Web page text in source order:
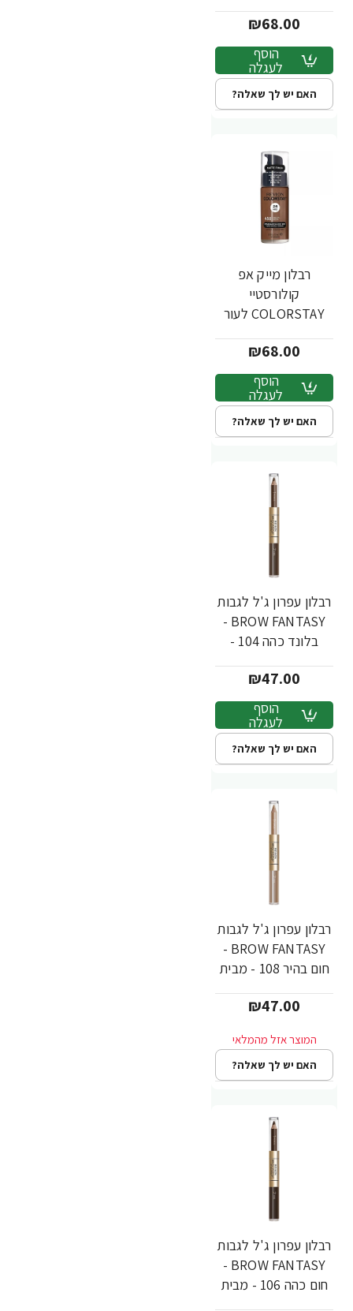
מבית REVLON
₪68.00
הוסף
לעגלה
האם יש לך שאלה?
רבלון מייק אפ
קולורסטיי
COLORSTAY לעור
מבית REVLON
₪68.00
הוסף
לעגלה
האם יש לך שאלה?
רבלון עפרון ג'ל לגבות
BROW FANTASY -
בלונד כהה 104 -
₪47.00
הוסף
לעגלה
האם יש לך שאלה?
רבלון עפרון ג'ל לגבות
BROW FANTASY -
חום בהיר 108 - מבית
₪47.00
האם יש לך שאלה?
רבלון עפרון ג'ל לגבות
BROW FANTASY -
חום כהה 106 - מבית